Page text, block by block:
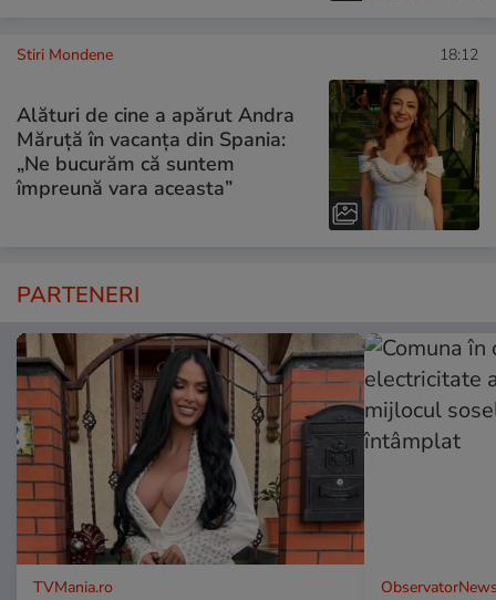
Stiri Mondene 18:12
Alături de cine a apărut Andra
Măruță în vacanța din Spania:
„Ne bucurăm că suntem
împreună vara aceasta”
PARTENERI
TVMania.ro